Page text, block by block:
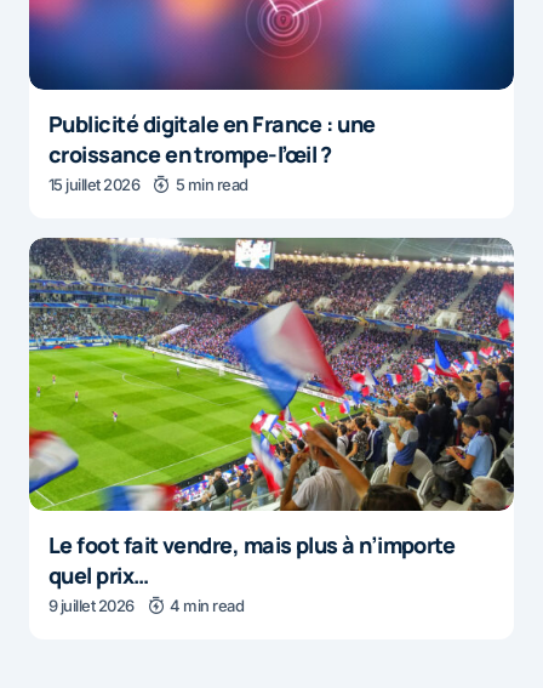
Publicité digitale en France : une
croissance en trompe-l’œil ?
15 juillet 2026 5 min read
Le foot fait vendre, mais plus à n’importe
quel prix…
9 juillet 2026 4 min read